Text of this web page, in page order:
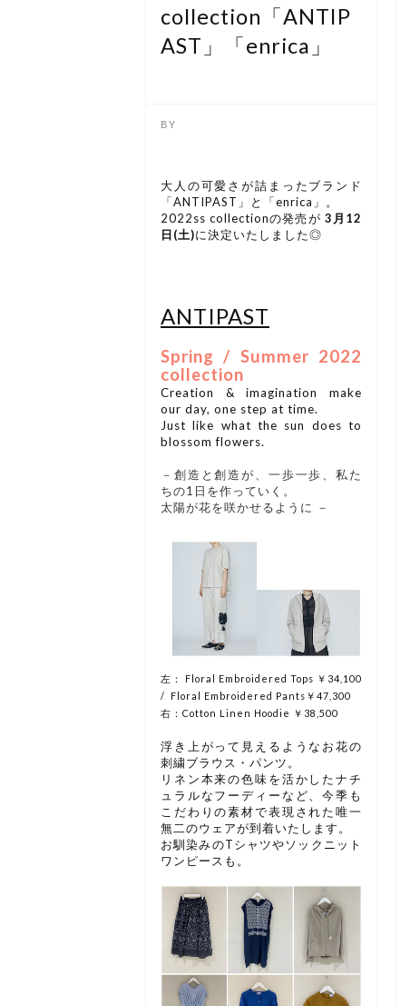
collection「ANTIP
AST」「enrica」
大人の可愛さが詰まったブランド
「ANTIPAST」と「enrica」。
2022ss collectionの発売が 3月12
日(土)に決定いたしました◎
ANTIPAST
Spring / Summer 2022
collection
Creation & imagination make
our day, one step at time.
Just like what the sun does to
blossom flowers.
－創造と創造が、一歩一歩、私た
ちの1日を作っていく。
太陽が花を咲かせるように －
左： Floral Embroidered Tops ￥34,100
/ Floral Embroidered Pants￥47,300
右：Cotton Linen Hoodie ￥38,500
浮き上がって見えるようなお花の
刺繍ブラウス・パンツ。
リネン本来の色味を活かしたナチ
ュラルなフーディーなど、今季も
こだわりの素材で表現された唯一
無二のウェアが到着いたします。
お馴染みのTシャツやソックニット
ワンピースも。